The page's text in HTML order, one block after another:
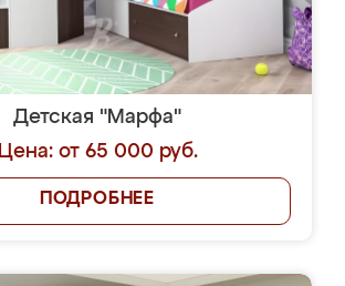
Детская "Марфа"
Цена: от 65 000 руб.
ПОДРОБНЕЕ